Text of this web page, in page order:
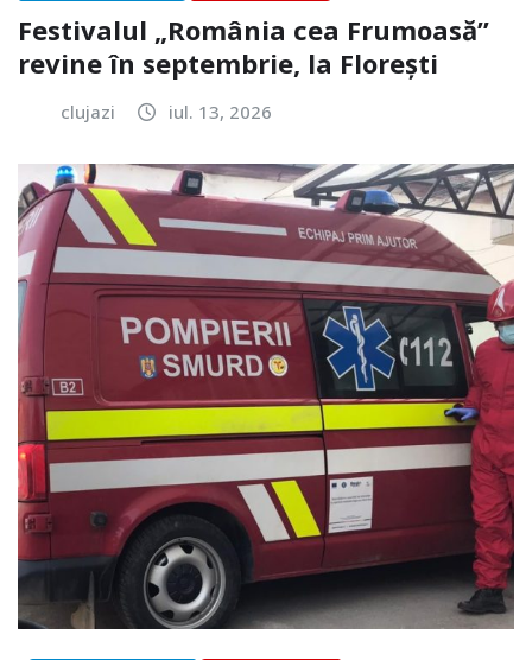
Festivalul „România cea Frumoasă”
revine în septembrie, la Florești
clujazi iul. 13, 2026